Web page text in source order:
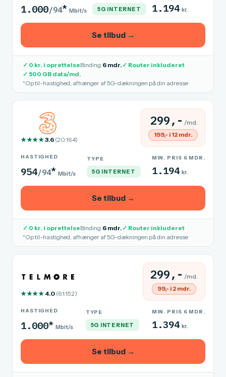
1.000/94* Mbit/s 5G INTERNET 1.194 kr.
Se tilbud →
✓ 0 kr. i oprettelseBinding:6 mdr.✓ Router inkluderet
✓ 500 GB data/md.
*Op til-hastighed, afhænger af 5G-dækningen på din adresse
★★★★3.6 (20.164)
HASTIGHED
954/94* Mbit/s
TYPE
5G INTERNET
MIN. PRIS 6 MDR.
1.194 kr.
299,- /md.
199,- i 12 mdr.
Se tilbud →
✓ 0 kr. i oprettelseBinding:6 mdr.✓ Router inkluderet
*Op til-hastighed, afhænger af 5G-dækningen på din adresse
★★★★ 4.0 (61.152)
HASTIGHED
1.000* Mbit/s
TYPE
5G INTERNET
MIN. PRIS 6 MDR.
1.394 kr.
299,- /md.
99,- i 2 mdr.
Se tilbud →